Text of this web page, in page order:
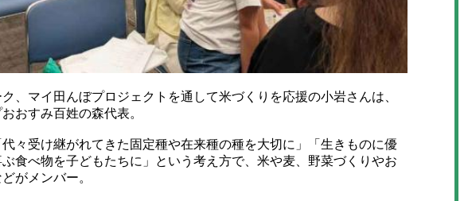
、マイ田んぼプロジェクトを通して米づくりを応援の小岩さんは、
おすみ百姓の森代表。
々受け継がれてきた固定種や在来種の種を大切に」「生きものに優
食べ物を子どもたちに」という考え方で、米や麦、野菜づくりやお
がメンバー。